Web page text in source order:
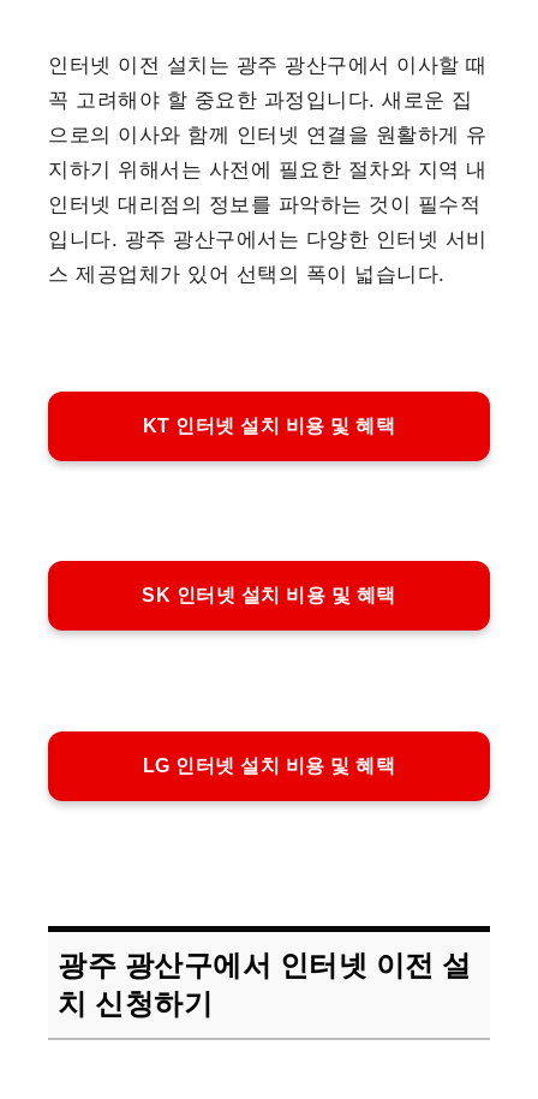
인터넷 이전 설치는 광주 광산구에서 이사할 때
꼭 고려해야 할 중요한 과정입니다. 새로운 집
으로의 이사와 함께 인터넷 연결을 원활하게 유
지하기 위해서는 사전에 필요한 절차와 지역 내
인터넷 대리점의 정보를 파악하는 것이 필수적
입니다. 광주 광산구에서는 다양한 인터넷 서비
스 제공업체가 있어 선택의 폭이 넓습니다.
KT 인터넷 설치 비용 및 혜택
SK 인터넷 설치 비용 및 혜택
LG 인터넷 설치 비용 및 혜택
광주 광산구에서 인터넷 이전 설
치 신청하기